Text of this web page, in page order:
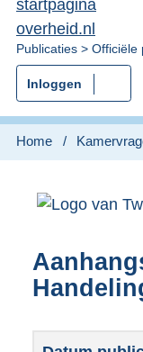
U
bent
nu
hier:
Publicaties Officiële
Inloggen
Home